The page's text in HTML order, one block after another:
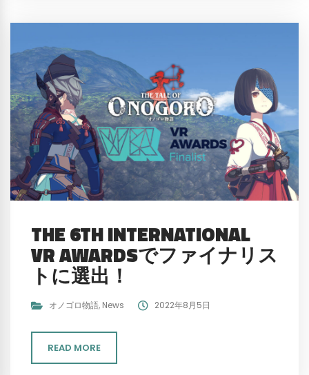
THE 6TH INTERNATIONAL
VR AWARDSでファイナリス
トに選出！
オノゴロ物語, News 2022年8月5日
READ MORE